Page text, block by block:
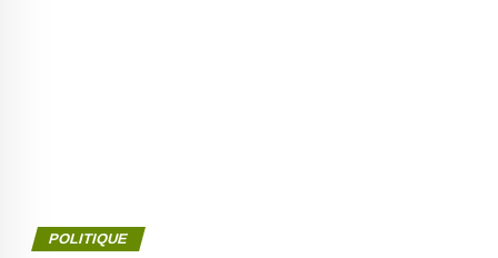
POLITIQUE